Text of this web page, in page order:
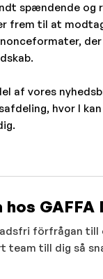
spændende og
frem til at
af vores
hvor I
hos GAFFA
förfrågan till
team till dig så